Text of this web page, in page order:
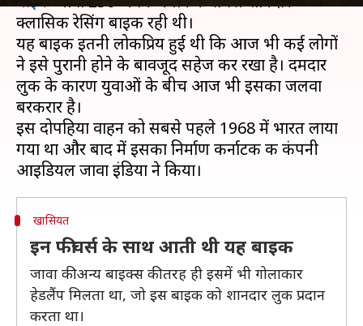
क्लासिक रेसिंग बाइक रही थी।
यह बाइक इतनी लोकप्रिय हुई थी कि आज भी कई लोगों
ने इसे पुरानी होने के बावजूद सहेज कर रखा है। दमदार
लुक के कारण युवाओं के बीच आज भी इसका जलवा
बरकरार है।
इस दोपहिया वाहन को सबसे पहले 1968 में भारत लाया
गया था और बाद में इसका निर्माण कर्नाटक की कंपनी
खासियत
इन फीचर्स के साथ आती थी यह बाइक
जावा की अन्य बाइक्स की तरह ही इसमें भी गोलाकार
हेडलैंप मिलता था, जो इस बाइक को शानदार लुक प्रदान
करता था।